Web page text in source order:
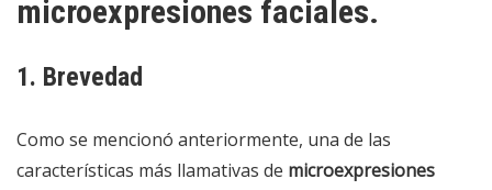
microexpresiones faciales.
1. Brevedad
Como se mencionó anteriormente, una de las
características más llamativas de microexpresiones